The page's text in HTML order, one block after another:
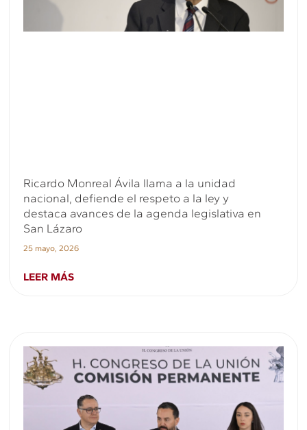
Ricardo Monreal Ávila llama a la unidad
nacional, defiende el respeto a la ley y
destaca avances de la agenda legislativa en
San Lázaro
25 mayo, 2026
LEER MÁS